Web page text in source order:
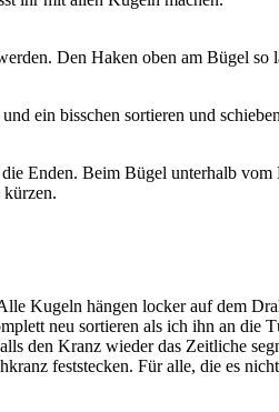
Den Haken oben am Bügel
ein bisschen sortieren und
Enden. Beim Bügel unterhalb
Kugeln hängen locker auf dem
neu sortieren als ich ihn an die
den Kranz wieder das Zeitliche
feststecken. Für alle, die es